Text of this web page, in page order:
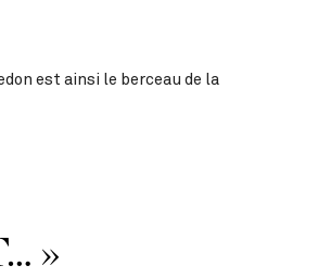
est ainsi le berceau de la
»